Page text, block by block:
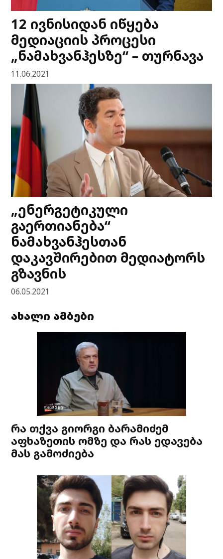
12 ივნისიდან იწყება
მედიაციის პროცესი
„ნამახვანჰესზე“ – თურნავა
11.06.2021
„ენერგეტიკული
გაერთიანება“
ნამახვანჰესთან
დაკავშირებით მედიატორს
გზავნის
06.05.2021
ახალი ამბები
რა თქვა გიორგი ბარამიძემ
აფხაზეთის ომზე და რას ედავება
მას გამოძიება